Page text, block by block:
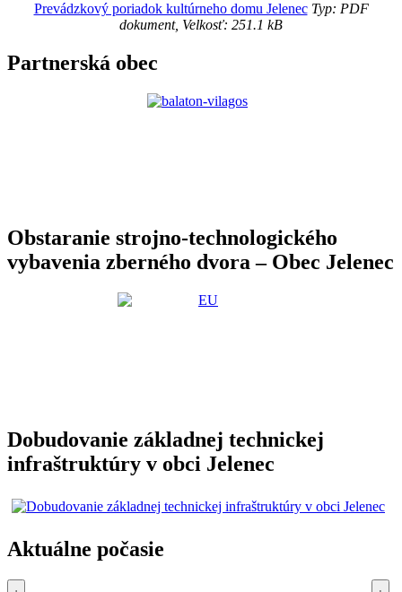
Prevádzkový poriadok kultúrneho domu JelenecTyp: PDF
dokument, Velkosť: 251.1 kB
Partnerská obec
Obstaranie strojno-technologického
vybavenia zberného dvora – Obec Jelenec
Dobudovanie základnej technickej
infraštruktúry v obci Jelenec
Aktuálne počasie